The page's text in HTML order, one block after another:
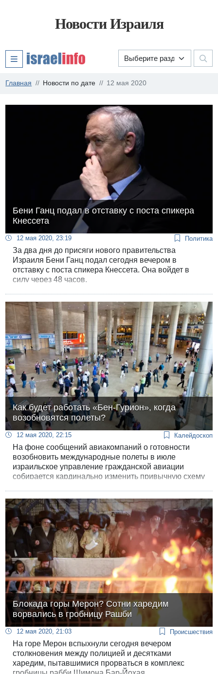
Новости Израиля
Главная Новости по дате 12 мая 2020
Бени Ганц подал в отставку с поста спикера
Кнессета
12 мая 2020, 23:19 Политика
За два дня до присяги нового правительства
Израиля Бени Ганц подал сегодня вечером в
отставку с поста спикера Кнессета. Она войдет в
силу через 48 часов.
Как будет работать «Бен-Гурион», когда
возобновятся полеты?
12 мая 2020, 22:15 Калейдоскоп
На фоне сообщений авиакомпаний о готовности
возобновить международные полеты в июле
израильское управление гражданской авиации
собирается кардинально изменить привычную схему
Блокада горы Мерон? Сотни харедим
ворвались в гробницу Рашби
12 мая 2020, 21:03 Происшествия
На горе Мерон вспыхнули сегодня вечером
столкновения между полицией и десятками
харедим, пытавшимися прорваться в комплекс